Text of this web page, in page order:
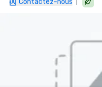
Contactez-nous